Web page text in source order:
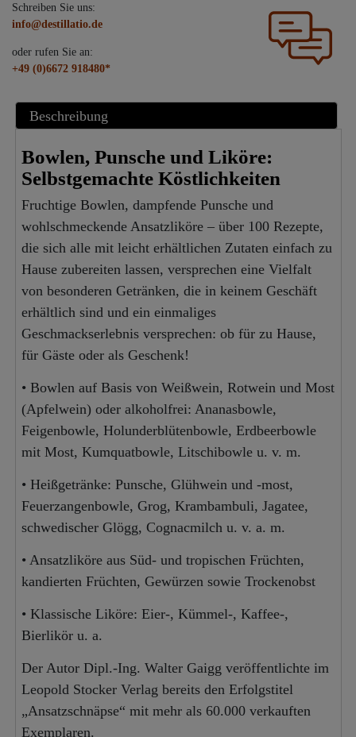
Schreiben Sie uns:
info@destillatio.de
oder rufen Sie an:
+49 (0)6672 918480*
Beschreibung
Bowlen, Punsche und Liköre:
Selbstgemachte Köstlichkeiten
Fruchtige Bowlen, dampfende Punsche und
wohlschmeckende Ansatzliköre – über 100 Rezepte,
die sich alle mit leicht erhältlichen Zutaten einfach zu
Hause zubereiten lassen, versprechen eine Vielfalt
von besonderen Getränken, die in keinem Geschäft
erhältlich sind und ein einmaliges
Geschmackserlebnis versprechen: ob für zu Hause,
für Gäste oder als Geschenk!
• Bowlen auf Basis von Weißwein, Rotwein und Most
(Apfelwein) oder alkoholfrei: Ananasbowle,
Feigenbowle, Holunderblütenbowle, Erdbeerbowle
mit Most, Kumquatbowle, Litschibowle u. v. m.
• Heißgetränke: Punsche, Glühwein und -most,
Feuerzangenbowle, Grog, Krambambuli, Jagatee,
schwedischer Glögg, Cognacmilch u. v. a. m.
• Ansatzliköre aus Süd- und tropischen Früchten,
kandierten Früchten, Gewürzen sowie Trockenobst
• Klassische Liköre: Eier-, Kümmel-, Kaffee-,
Bierlikör u. a.
Der Autor Dipl.-Ing. Walter Gaigg veröffentlichte im
Leopold Stocker Verlag bereits den Erfolgstitel
„Ansatzschnäpse“ mit mehr als 60.000 verkauften
Exemplaren.